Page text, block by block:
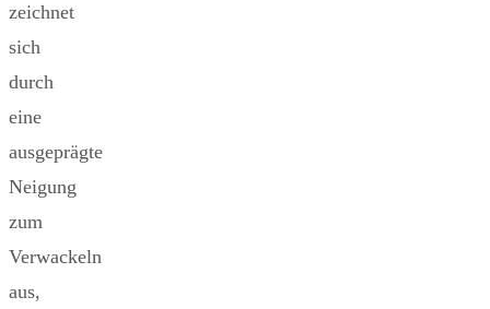
zeichnet
sich
durch
eine
ausgeprägte
Neigung
zum
Verwackeln
aus,